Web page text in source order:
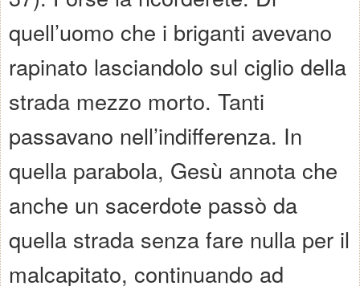
quell’uomo che i briganti avevano
rapinato lasciandolo sul ciglio della
strada mezzo morto. Tanti
passavano nell’indifferenza. In
quella parabola, Gesù annota che
anche un sacerdote passò da
quella strada senza fare nulla per il
malcapitato, continuando ad